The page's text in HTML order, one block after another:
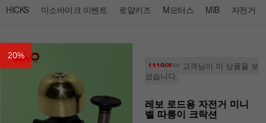
HICKS 미소바이크 이벤트 로얄키즈 M모터스 MIB 자전거
20%
1119명의 고객님이 이 상품을 보
셨습니다
레보 로드용 자전거 미니
벨 따릉이 크락션